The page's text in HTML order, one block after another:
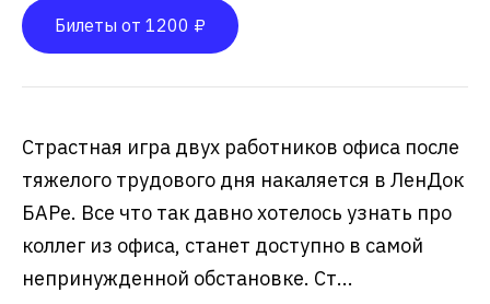
Билеты от 1200 ₽
Страстная игра двух работников офиса после
тяжелого трудового дня накаляется в ЛенДок
БАРе. Все что так давно хотелось узнать про
коллег из офиса, станет доступно в самой
непринужденной обстановке. Ст...